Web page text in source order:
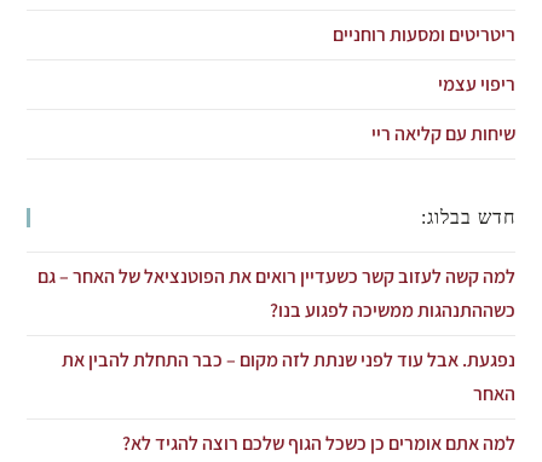
ריטריטים ומסעות רוחניים
ריפוי עצמי
שיחות עם קליאה ריי
חדש בבלוג:
למה קשה לעזוב קשר כשעדיין רואים את הפוטנציאל של האחר – גם
כשההתנהגות ממשיכה לפגוע בנו?
נפגעת. אבל עוד לפני שנתת לזה מקום – כבר התחלת להבין את
האחר
למה אתם אומרים כן כשכל הגוף שלכם רוצה להגיד לא?